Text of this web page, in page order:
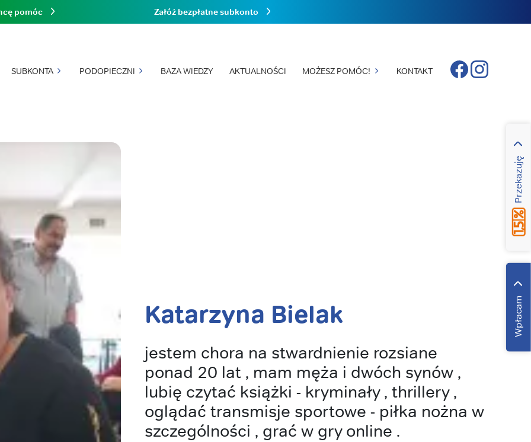
SUBKONTA PODOPIECZNI BAZA WIEDZY AKTUALNOŚCI MOŻESZ POMÓC! KONTAKT
Wpłacam
Przekazuję
pomóc Załóż bezpłatne subkonto
FacebookInstagram
Katarzyna Bielak
jestem chora na stwardnienie rozsiane
ponad 20 lat , mam męża i dwóch synów ,
lubię czytać książki - kryminały , thrillery ,
oglądać transmisje sportowe - piłka nożna w
szczególności , grać w gry online .